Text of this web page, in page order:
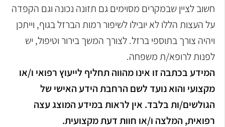
חשוב לציין שבמקרים מסוימים גם תזונה נכונה וגם הקפדה
על העצות הללו לא יובילו לשיפור רמות הברזל בגוף, וייתכן
ויהיה צורך בתוספי ברזל. לצורך המשך בירור וטיפול, יש
לפנות לרופא/ת משפחה.
המידע בכתבה זו אינו מהווה תחליף לייעוץ רפואי ו/או
מקצועי והוא נועד לשם הרחבת הידע האישי של
הגולשים/ות בלבד. אין לראות במידע המוצג עצה
רפואית, המלצה ו/או חוות דעת מקצועית.